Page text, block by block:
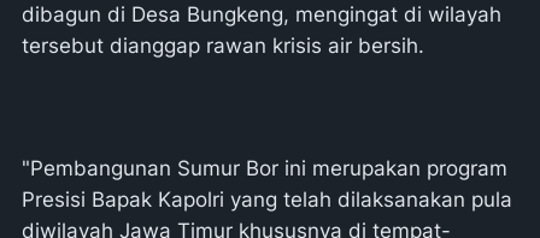
dibagun di Desa Bungkeng, mengingat di wilayah
tersebut dianggap rawan krisis air bersih.
"Pembangunan Sumur Bor ini merupakan program
Presisi Bapak Kapolri yang telah dilaksanakan pula
diwilayah Jawa Timur khususnya di tempat-